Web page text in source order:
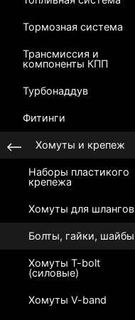
Тормозная система
Трансмиссия и
компоненты КПП
Турбонаддув
Фитинги
Хомуты и крепеж
Наборы пластикого
крепежа
Хомуты для шлангов
Болты, гайки, шайбы
Хомуты T-bolt
(силовые)
Хомуты V-band